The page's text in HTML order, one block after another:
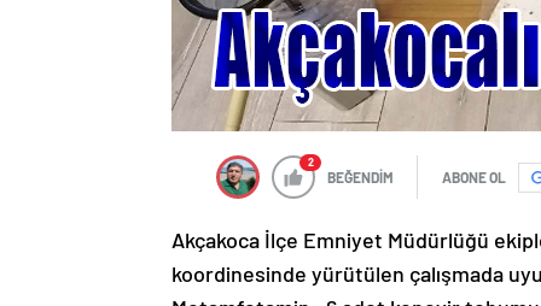
2
BEĞENDİM ABONE OL
Akçakoca İlçe Emniyet Müdürlüğü
koordinesinde yürütülen çalışmada